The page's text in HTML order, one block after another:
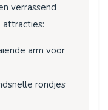
verrassend
attracties:
arm voor
rondjes